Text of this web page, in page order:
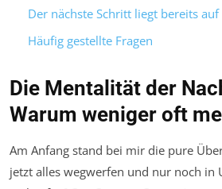
Der nächste Schritt liegt bereits auf
Häufig gestellte Fragen
Die Mentalität der
Warum weniger oft
Am Anfang stand bei mir die pure
jetzt alles wegwerfen und nur noch in